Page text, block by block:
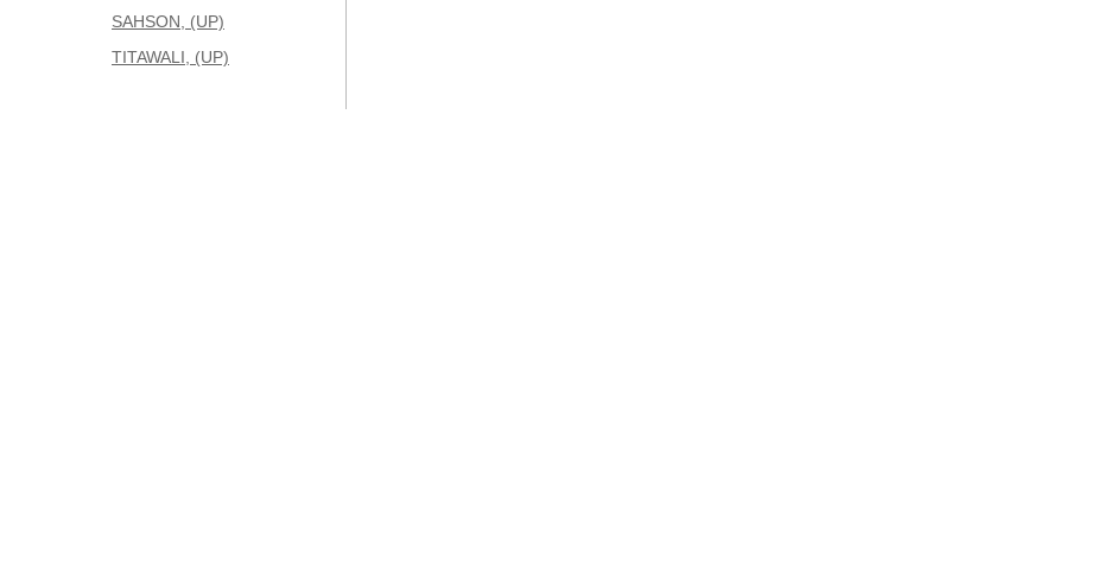
SAHSON, (UP)
TITAWALI, (UP)